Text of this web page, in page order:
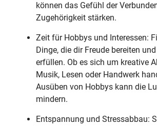
können das Gefühl der
Zugehörigkeit stärken.
Zeit für Hobbys und Interessen:
Dinge, die dir Freude bereiten
erfüllen. Ob es sich um kreative
Musik, Lesen oder Handwerk
Ausüben von Hobbys kann die
mindern.
Entspannung und Stressabbau: